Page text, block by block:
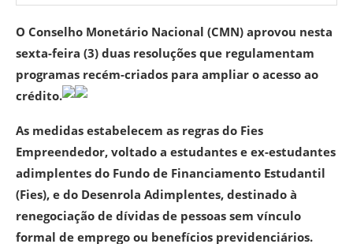
O Conselho Monetário Nacional (CMN) aprovou nesta
sexta-feira (3) duas resoluções que regulamentam
programas recém-criados para ampliar o acesso ao
crédito.
As medidas estabelecem as regras do Fies
Empreendedor, voltado a estudantes e ex-estudantes
adimplentes do Fundo de Financiamento Estudantil
(Fies), e do Desenrola Adimplentes, destinado à
renegociação de dívidas de pessoas sem vínculo
formal de emprego ou benefícios previdenciários.